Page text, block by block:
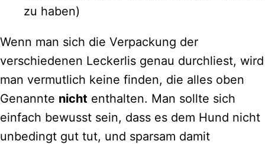
zu haben)
Wenn man sich die Verpackung der
verschiedenen Leckerlis genau durchliest, wird
man vermutlich keine finden, die alles oben
Genannte nicht enthalten. Man sollte sich
einfach bewusst sein, dass es dem Hund nicht
unbedingt gut tut, und sparsam damit